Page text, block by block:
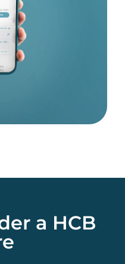
a HCB